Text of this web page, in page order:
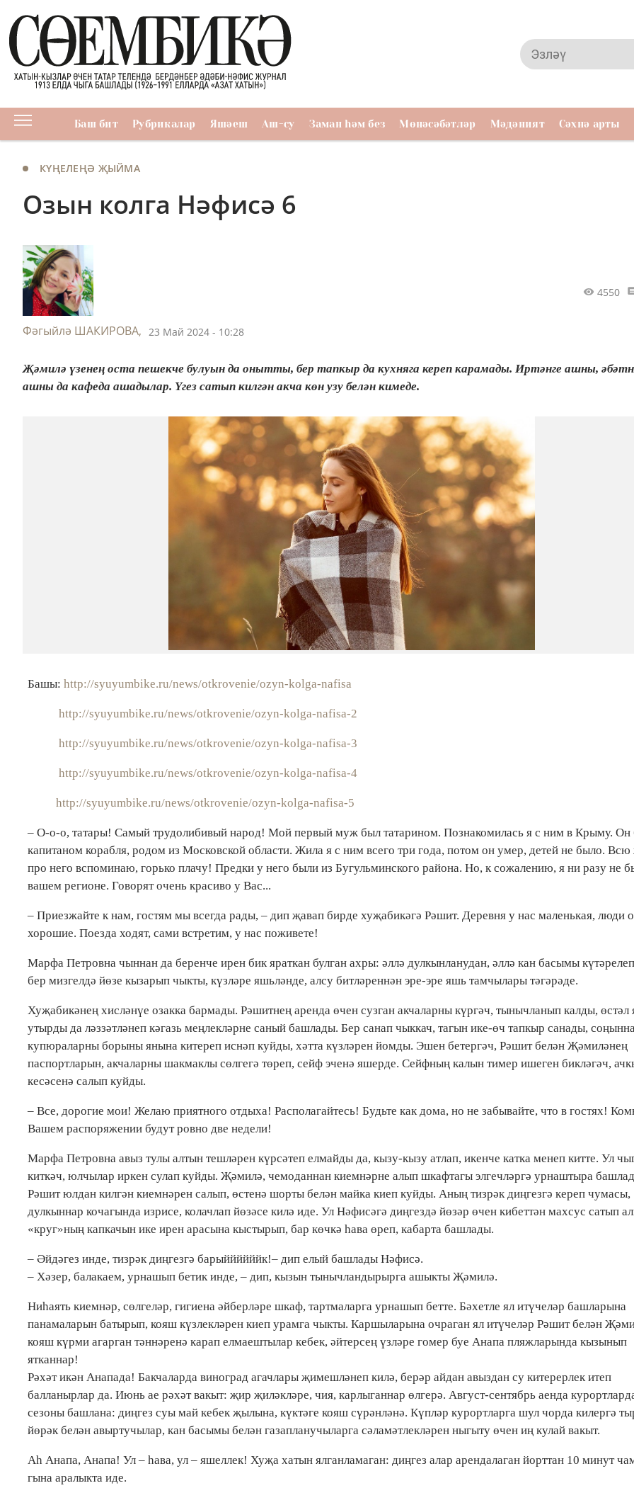
Баш бит Рубрикалар Яшәеш Аш-су Заман һәм без Мөнәсәбәтләр Мәдәният Сәхнә арты
КҮҢЕЛЕҢӘ ҖЫЙМА
Озын колга Нәфисә 6
Фәгыйлә ШАКИРОВА, 23 Май 2024 - 10:28
4550
Җәмилә үзенең оста пешекче булуын да онытты, бер тапкыр да кухняга кереп карамады. Иртәнге ашны,
ашны да кафеда ашадылар. Үгез сатып килгән акча көн узу белән кимеде.
Башы: http://syuyumbike.ru/news/otkrovenie/ozyn-kolga-nafisa
http://syuyumbike.ru/news/otkrovenie/ozyn-kolga-nafisa-2
http://syuyumbike.ru/news/otkrovenie/ozyn-kolga-nafisa-3
http://syuyumbike.ru/news/otkrovenie/ozyn-kolga-nafisa-4
http://syuyumbike.ru/news/otkrovenie/ozyn-kolga-nafisa-5
– О-о-о, татары! Самый трудолибивый народ! Мой первый муж был татарином. Познакомилась я с ним в Крыму. Он
капитаном корабля, родом из Московской области. Жила я с ним всего три года, потом он умер, детей не было.
про него вспоминаю, горько плачу! Предки у него были из Бугульминского района. Но, к сожалению, я ни разу не
вашем регионе. Говорят очень красиво у Вас...
– Приезжайте к нам, гостям мы всегда рады, – дип җавап бирде хуҗабикәгә Рәшит. Деревня у нас маленькая, люди
хорошие. Поезда ходят, сами встретим, у нас поживете!
Марфа Петровна чыннан да беренче ирен бик яраткан булган ахры: әллә дулкынланудан, әллә кан басымы
бер мизгелдә йөзе кызарып чыкты, күзләре яшьләнде, алсу битләреннән эре-эре яшь тамчылары тәгәрәде.
Хуҗабикәнең хисләнүе озакка бармады. Рәшитнең аренда өчен сузган акчаларны күргәч, тынычланып калды, өстәл
утырды да ләззәтләнеп кәгазь меңлекләрне саный башлады. Бер санап чыккач, тагын ике-өч тапкыр санады,
купюраларны борыны янына китереп иснәп куйды, хәтта күзләрен йомды. Эшен бетергәч, Рәшит белән Җәмиләнең
паспортларын, акчаларны шакмаклы сөлгегә төреп, сейф эченә яшерде. Сейфның калын тимер ишеген бикләгәч,
кесәсенә салып куйды.
– Все, дорогие мои! Желаю приятного отдыха! Располагайтесь! Будьте как дома, но не забывайте, что в гостях!
Вашем распоряжении будут ровно две недели!
Марфа Петровна авыз тулы алтын тешләрен күрсәтеп елмайды да, кызу-кызу атлап, икенче катка менеп китте. Ул
киткәч, юлчылар иркен сулап куйды. Җәмилә, чемоданнан киемнәрне алып шкафтагы элгечләргә урнаштыра
Рәшит юлдан килгән киемнәрен салып, өстенә шорты белән майка киеп куйды. Аның тизрәк диңгезгә кереп чумасы,
дулкыннар кочагында изрисе, колачлап йөзәсе килә иде. Ул Нәфисәгә диңгездә йөзәр өчен кибеттән махсус сатып
«круг»ның капкачын ике ирен арасына кыстырып, бар көчкә һава өреп, кабарта башлады.
– Әйдәгез инде, тизрәк диңгезгә барыййййййк!– дип елый башлады Нәфисә.
– Хәзер, балакаем, урнашып бетик инде, – дип, кызын тынычландырырга ашыкты Җәмилә.
Ниһаять киемнәр, сөлгеләр, гигиена әйберләре шкаф, тартмаларга урнашып бетте. Бәхетле ял итүчеләр башларына
панамаларын батырып, кояш күзлекләрен киеп урамга чыкты. Каршыларына очраган ял итүчеләр Рәшит белән
кояш күрми агарган тәннәренә карап елмаештылар кебек, әйтерсең үзләре гомер буе Анапа пляжларында кызынып
ятканнар!
Рәхәт икән Анапада! Бакчаларда виноград агачлары җимешләнеп килә, берәр айдан авыздан су китерерлек итеп
балланырлар да. Июнь ае рәхәт вакыт: җир җиләкләре, чия, карлыганнар өлгерә. Август-сентябрь аенда
сезоны башлана: диңгез суы май кебек җылына, күктәге кояш сүрәнләнә. Күпләр курортларга шул чорда килергә
йөрәк белән авыртучылар, кан басымы белән газапланучыларга сәламәтлекләрен ныгыту өчен иң кулай вакыт.
Аh Анапа, Анапа! Ул – һава, ул – яшеллек! Хуҗа хатын ялганламаган: диңгез алар арендалаган йорттан 10 минут
гына аралыкта иде.